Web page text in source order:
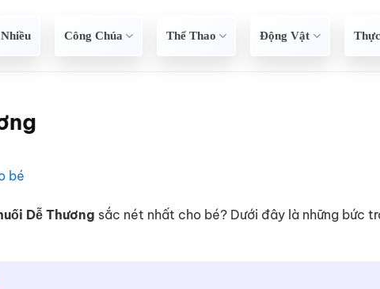
Công Chúa Thể Thao Động Vật
Dễ Thương sắc nét nhất cho bé? Dưới đây là những bức